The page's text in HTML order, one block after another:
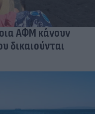
ΑΦΜ κάνουν
δικαιούνται